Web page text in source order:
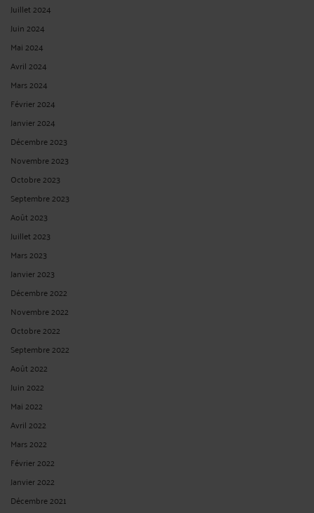
Juillet 2024
Juin 2024
Mai 2024
Avril 2024
Mars 2024
Février 2024
Janvier 2024
Décembre 2023
Novembre 2023
Octobre 2023
Septembre 2023
Août 2023
Juillet 2023
Mars 2023
Janvier 2023
Décembre 2022
Novembre 2022
Octobre 2022
Septembre 2022
Août 2022
Juin 2022
Mai 2022
Avril 2022
Mars 2022
Février 2022
Janvier 2022
Décembre 2021